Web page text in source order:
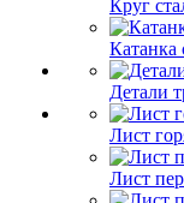
Круг
Катанка
Детали
Лист
Лист